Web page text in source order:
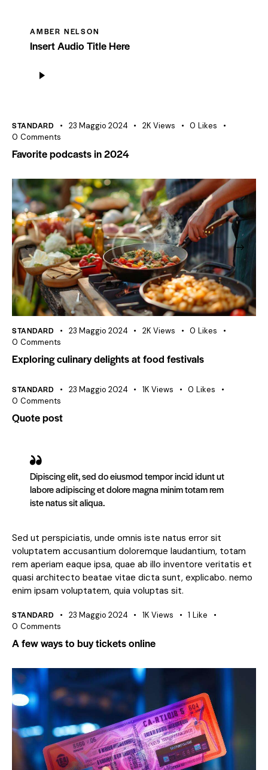
AMBER NELSON
Insert Audio Title Here
Player
STANDARD 23 Maggio 2024 2K Views 0 Likes
0 Comments
Favorite podcasts in 2024
STANDARD 23 Maggio 2024 2K Views 0 Likes
0 Comments
Exploring culinary delights at food festivals
STANDARD 23 Maggio 2024 1K Views 0 Likes
0 Comments
Quote post
Dipiscing elit, sed do eiusmod tempor incid idunt ut
labore adipiscing et dolore magna minim totam rem
iste natus sit aliqua.
Sed ut perspiciatis, unde omnis iste natus error sit
voluptatem accusantium doloremque laudantium, totam
rem aperiam eaque ipsa, quae ab illo inventore veritatis et
quasi architecto beatae vitae dicta sunt, explicabo. nemo
enim ipsam voluptatem, quia voluptas sit.
STANDARD 23 Maggio 2024 1K Views 1 Like
0 Comments
A few ways to buy tickets online